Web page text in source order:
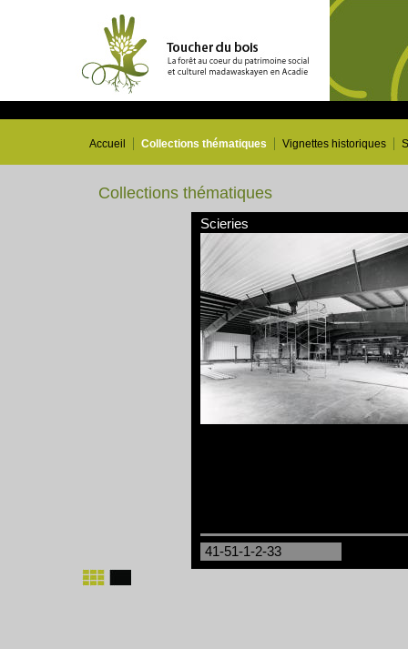
Accueil Collections thématiques Vignettes historiques
Collections thématiques
Scieries
41-51-1-2-33